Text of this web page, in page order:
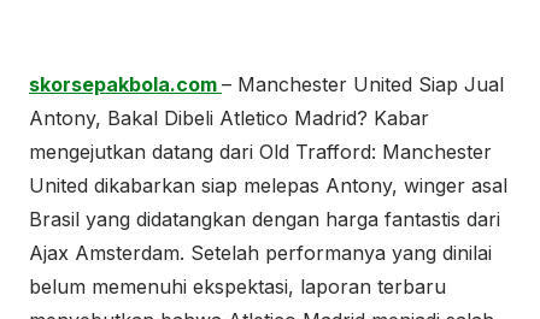
skorsepakbola.com – Manchester United Siap Jual
Antony, Bakal Dibeli Atletico Madrid? Kabar
mengejutkan datang dari Old Trafford: Manchester
United dikabarkan siap melepas Antony, winger asal
Brasil yang didatangkan dengan harga fantastis dari
Ajax Amsterdam. Setelah performanya yang dinilai
belum memenuhi ekspektasi, laporan terbaru